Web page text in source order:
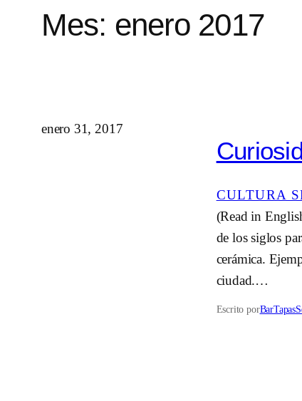
Mes: enero 2017
enero 31, 2017
CULTURA
(Read in
de los siglos
cerámica.
ciudad.…
Escrito por